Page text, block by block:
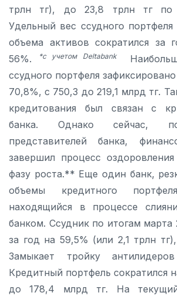
трлн тг), до 23,8 трлн тг по
Удельный вес ссудного портфеля
объема активов сократился за
56%.
*с учетом Deltabank
ссудного портфеля
70,8%, с 750,3 до 219,1 млрд тг.
кредитования был связан с
банка. Однако сейчас, по
представителей банка,
завершил процесс
фазу роста.** Еще один банк,
объемы кредитного
находящийся в процессе
банком. Ссудник по итогам марта
за год на 59,5% (или 2,1 трлн
Замыкает тройку
Кредитный портфель сократился
до 178,4 млрд тг. На